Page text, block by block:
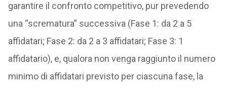
garantire il confronto competitivo, pur prevedendo
una “scrematura” successiva (Fase 1: da 2 a 5
affidatari; Fase 2: da 2 a 3 affidatari; Fase 3: 1
affidatario), e, qualora non venga raggiunto il numero
minimo di affidatari previsto per ciascuna fase, la